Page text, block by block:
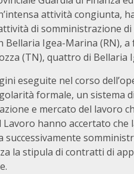
attività congiunta,
di somministrazione
Bellaria Igea-Marina (RN),
(TN), quattro di Bellaria
eseguite nel corso
formale, un sistema
e mercato del lavoro
hanno accertato
successivamente
la stipula di contratti di